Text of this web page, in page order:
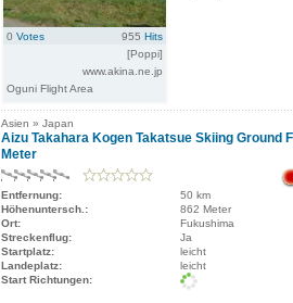
0 Votes 955 Hits
[Poppi]
www.akina.ne.jp
Oguni Flight Area
Asien » Japan
Aizu Takahara Kogen Takatsue Skiing Ground
Meter
Entfernung:
50 km
Höhenuntersch.:
862 Meter
Ort:
Fukushima
Streckenflug:
Ja
Startplatz:
leicht
Landeplatz:
leicht
Start Richtungen: